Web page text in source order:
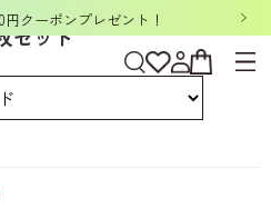
クーポンプレゼント！
セット